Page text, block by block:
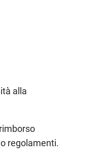
alla
regolamenti.